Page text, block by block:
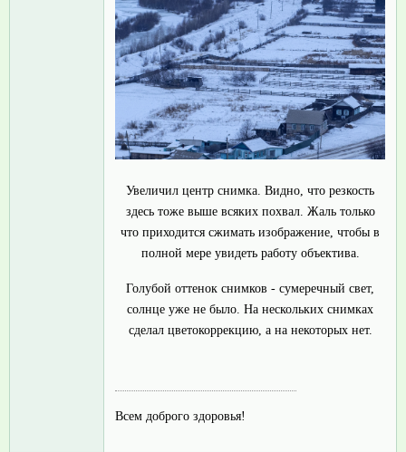
Увеличил центр снимка. Видно, что резкость
здесь тоже выше всяких похвал. Жаль только
что приходится сжимать изображение, чтобы в
полной мере увидеть работу объектива.
Голубой оттенок снимков - сумеречный свет,
солнце уже не было. На нескольких снимках
сделал цветокоррекцию, а на некоторых нет.
Всем доброго здоровья!